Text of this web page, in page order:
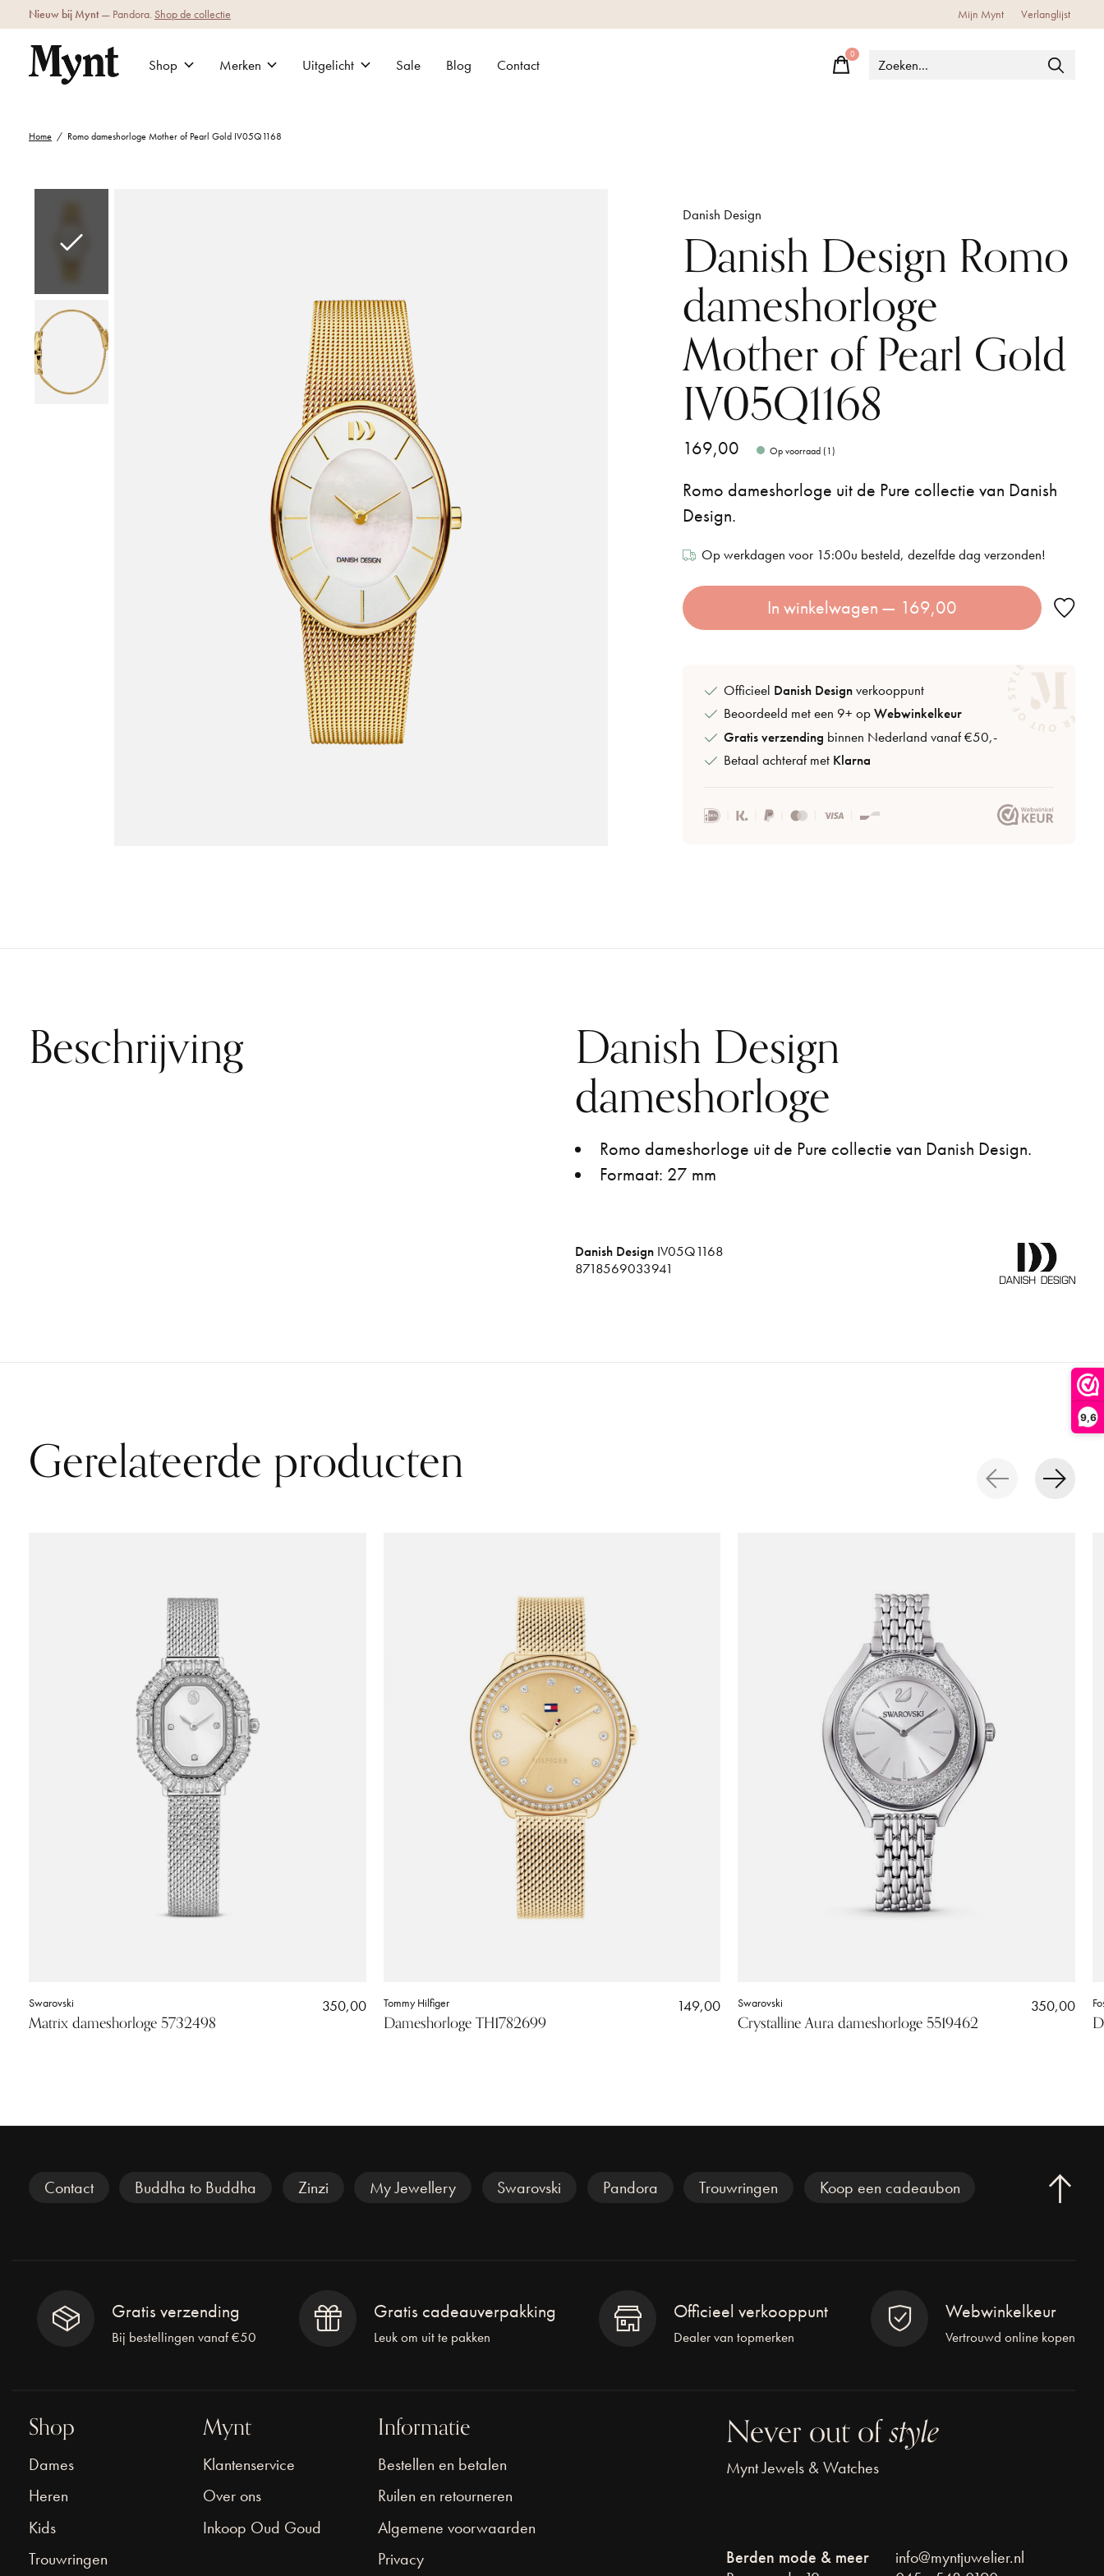
9,6
Nieuw bij Mynt— Pandora. Shop de collectie Mijn Mynt Verlanglijst
Shop Merken Uitgelicht Sale Blog Contact
0items
Home / Romo dameshorloge Mother of Pearl Gold IV05Q1168
Danish Design
Danish Design Romo
dameshorloge
Mother of Pearl Gold
IV05Q1168
169,00 Op voorraad (1)
Romo dameshorloge uit de Pure collectie van Danish
Design.
Op werkdagen voor 15:00u besteld, dezelfde dag verzonden!
In winkelwagen — 169,00
Officieel Danish Designverkooppunt
Beoordeeld met een 9+ opWebwinkelkeur
Gratis verzending binnen Nederland vanaf €50,-
Betaal achteraf met Klarna
Beschrijving Danish Design
dameshorloge
Romo dameshorloge uit de Pure collectie van Danish Design.
Formaat: 27 mm
Danish DesignIV05Q1168
8718569033941
Gerelateerde producten
Swarovski
Matrix dameshorloge 5732498
350,00 Tommy Hilfiger
Dameshorloge TH1782699
149,00 Swarovski
Crystalline Aura dameshorloge 5519462
350,00
Veel gezocht
Contact Buddha to Buddha Zinzi My Jewellery Swarovski Pandora Trouwringen Koop een cadeaubon
Gratis verzending
Bij bestellingen vanaf €50
Gratis cadeauverpakking
Leuk om uit te pakken
Officieel verkooppunt
Dealer van topmerken
Webwinkelkeur
Vertrouwd online kopen
Shop
Dames
Heren
Kids
Trouwringen
Mynt
Klantenservice
Over ons
Inkoop Oud Goud
Informatie
Bestellen en betalen
Ruilen en retourneren
Algemene voorwaarden
Privacy
Never out ofstyle
Mynt Jewels & Watches
Berden mode & meer
info@myntjuwelier.nl